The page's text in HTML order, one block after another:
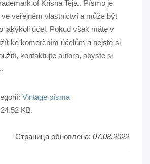
of Krisna Teja.. Písmo je
veřejném vlastnictví a může být
jakýkoli účel. Pokud však máte v
ke komerčním účelům a nejste si
kontaktujte autora, abyste si
Vintage písma
KB.
Страница обновлена: 07.08.2022